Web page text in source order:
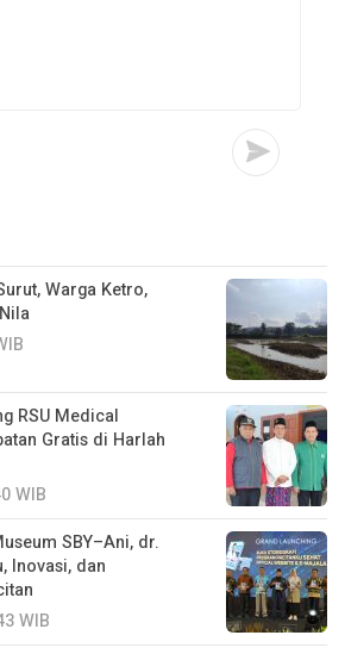
Warga Ketro,
RSU Medical
Gratis di Harlah
WIB
SBY–Ani, dr.
Inovasi, dan
WIB